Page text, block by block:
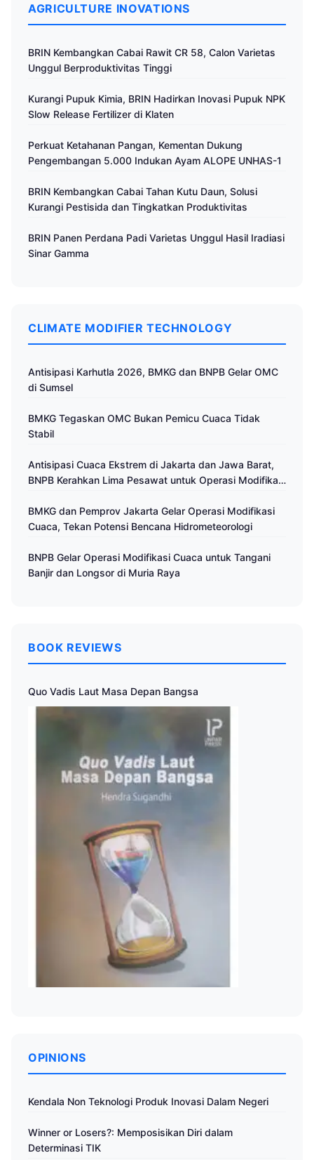
AGRICULTURE INOVATIONS
BRIN Kembangkan Cabai Rawit CR 58, Calon Varietas
Unggul Berproduktivitas Tinggi
Kurangi Pupuk Kimia, BRIN Hadirkan Inovasi Pupuk NPK
Slow Release Fertilizer di Klaten
Perkuat Ketahanan Pangan, Kementan Dukung
Pengembangan 5.000 Indukan Ayam ALOPE UNHAS-1
BRIN Kembangkan Cabai Tahan Kutu Daun, Solusi
Kurangi Pestisida dan Tingkatkan Produktivitas
BRIN Panen Perdana Padi Varietas Unggul Hasil Iradiasi
Sinar Gamma
CLIMATE MODIFIER TECHNOLOGY
Antisipasi Karhutla 2026, BMKG dan BNPB Gelar OMC
di Sumsel
BMKG Tegaskan OMC Bukan Pemicu Cuaca Tidak
Stabil
Antisipasi Cuaca Ekstrem di Jakarta dan Jawa Barat,
BNPB Kerahkan Lima Pesawat untuk Operasi Modifikasi
BMKG dan Pemprov Jakarta Gelar Operasi Modifikasi
Cuaca, Tekan Potensi Bencana Hidrometeorologi
BNPB Gelar Operasi Modifikasi Cuaca untuk Tangani
Banjir dan Longsor di Muria Raya
BOOK REVIEWS
Quo Vadis Laut Masa Depan Bangsa
OPINIONS
Kendala Non Teknologi Produk Inovasi Dalam Negeri
Winner or Losers?: Memposisikan Diri dalam
Determinasi TIK